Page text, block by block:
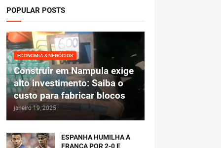
POPULAR POSTS
ECONOMIA & NEGÓCIOS
Construir em Nampula exige
alto investimento: Saiba o
custo para fabricar blocos
janeiro 19, 2025
ESPANHA HUMILHA A
FRANÇA POR 2-0 E